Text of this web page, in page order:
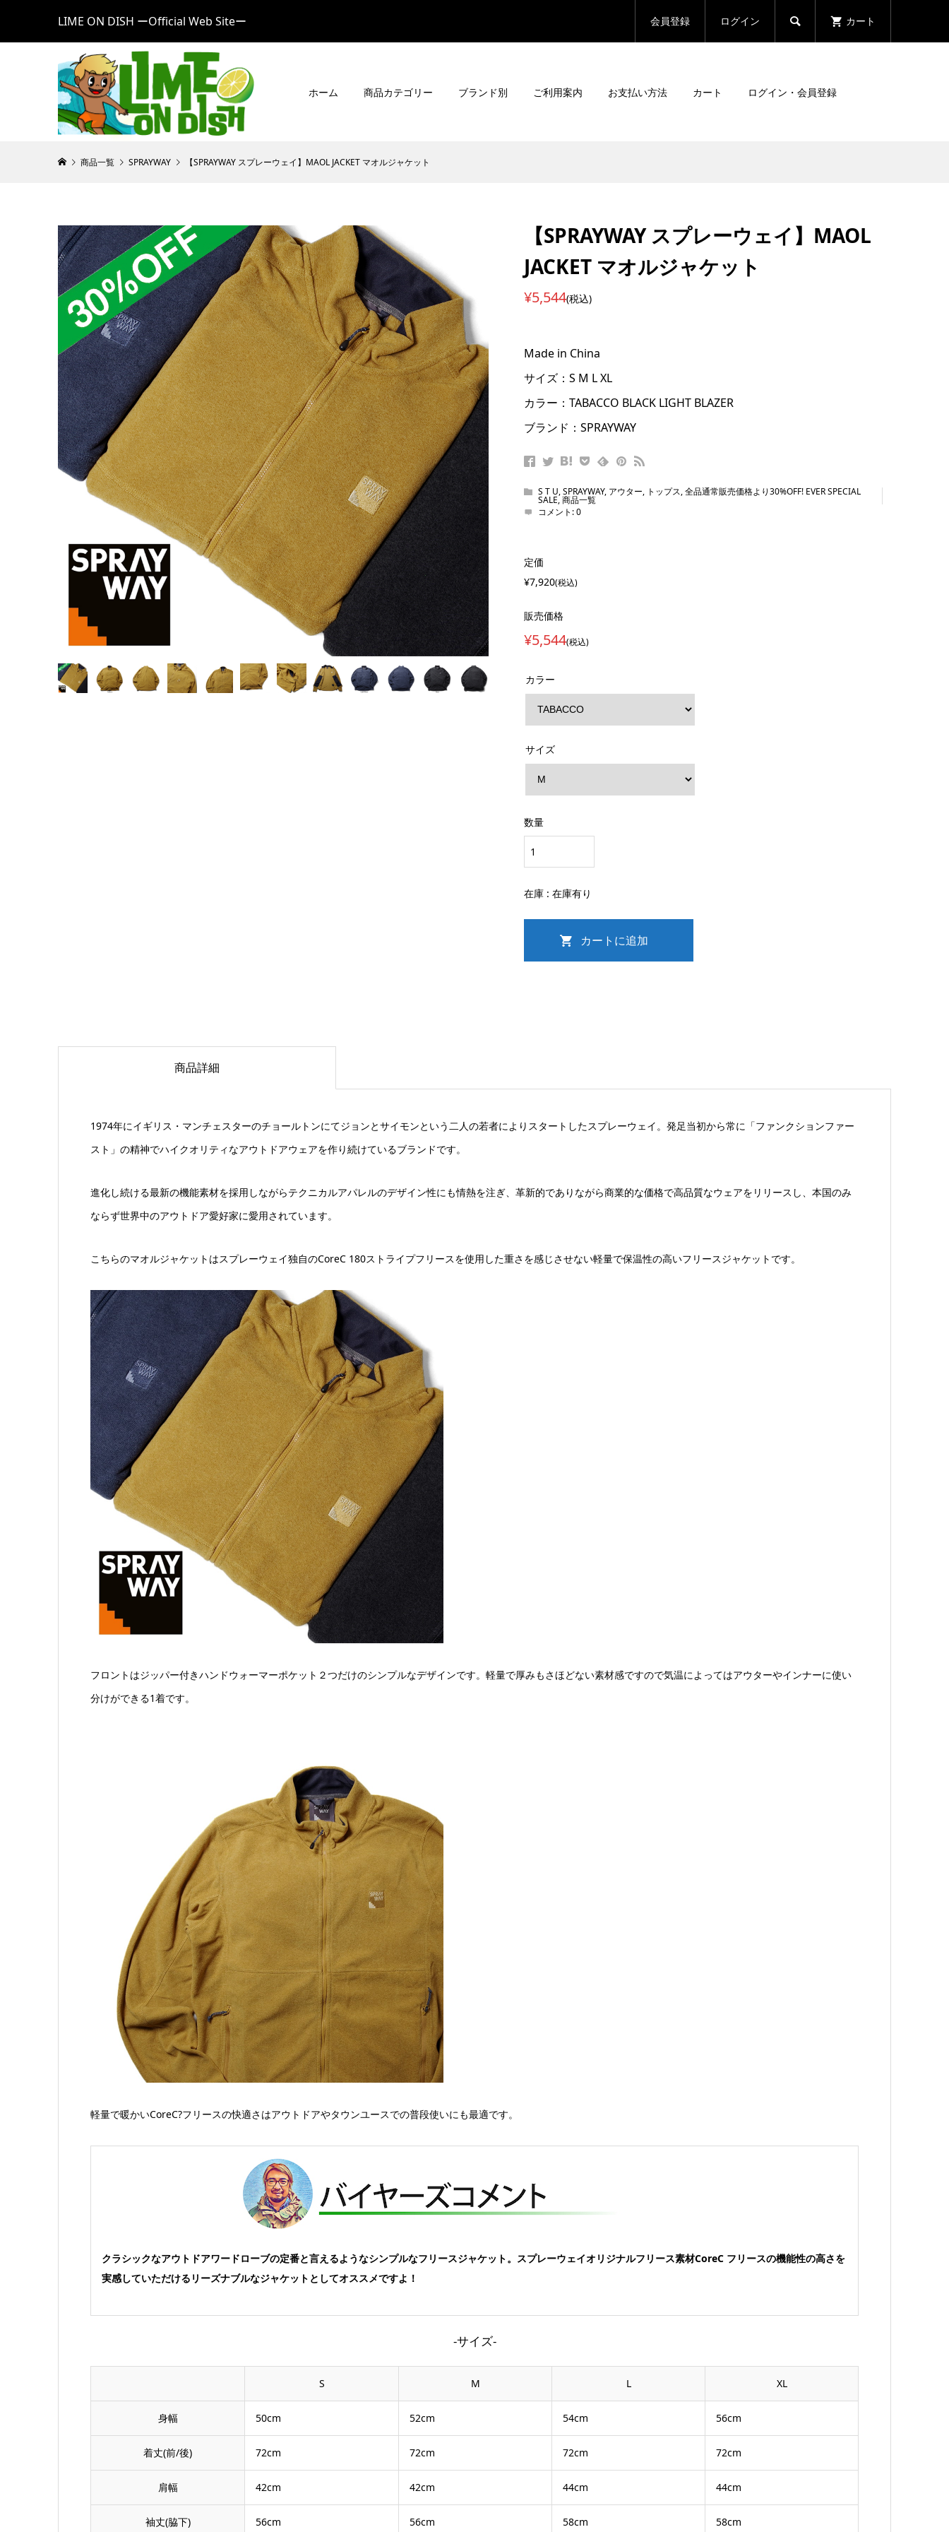
LIME ON DISH ーOfficial Web Siteー 会員登録 ログイン  カート
ホーム 商品カテゴリー ブランド別 ご利用案内 お支払い方法 カート ログイン・会員登録
商品一覧 SPRAYWAY 【SPRAYWAY スプレーウェイ】MAOL JACKET マオルジャケット
【SPRAYWAY スプレーウェイ】MAOL
JACKET マオルジャケット
¥5,544(税込)
Made in China
サイズ：S M L XL
カラー：TABACCO BLACK LIGHT BLAZER
ブランド：SPRAYWAY
S T U,SPRAYWAY, アウター, トップス,全品通常販売価格より30%OFF! EVER SPECIAL
SALE,商品一覧
コメント:0
定価
¥7,920(税込)
販売価格
¥5,544(税込)
カラー
サイズ
数量
在庫 : 在庫有り
商品詳細
1974年にイギリス・マンチェスターのチョールトンにてジョンとサイモンという二人の若者によりスタートしたスプレーウェイ。発足当初から常に「ファンクションファー
スト」の精神でハイクオリティなアウトドアウェアを作り続けているブランドです。
進化し続ける最新の機能素材を採用しながらテクニカルアパレルのデザイン性にも情熱を注ぎ、革新的でありながら商業的な価格で高品質なウェアをリリースし、本国のみ
ならず世界中のアウトドア愛好家に愛用されています。
こちらのマオルジャケットはスプレーウェイ独自のCoreC 180ストライプフリースを使用した重さを感じさせない軽量で保温性の高いフリースジャケットです。
フロントはジッパー付きハンドウォーマーポケット２つだけのシンプルなデザインです。軽量で厚みもさほどない素材感ですので気温によってはアウターやインナーに使い
分けができる1着です。
軽量で暖かいCoreC?フリースの快適さはアウトドアやタウンユースでの普段使いにも最適です。
クラシックなアウトドアワードローブの定番と言えるようなシンプルなフリースジャケット。スプレーウェイオリジナルフリース素材CoreC フリースの機能性の高さを
実感していただけるリーズナブルなジャケットとしてオススメですよ！
-サイズ-
S M L XL
身幅 50cm 52cm 54cm 56cm
着丈(前/後) 72cm 72cm 72cm 72cm
肩幅 42cm 42cm 44cm 44cm
袖丈(脇下) 56cm 56cm 58cm 58cm